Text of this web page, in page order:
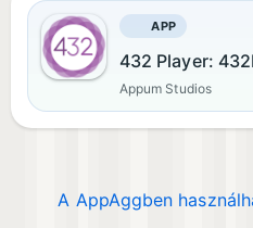
APP
432 Player:
Appum Studios
A AppAggben